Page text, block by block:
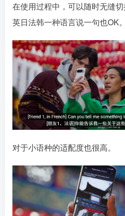
在使用过程中，可以随时无缝
英日法韩一种语言说一句也OK。
对于小语种的适配度也很高。